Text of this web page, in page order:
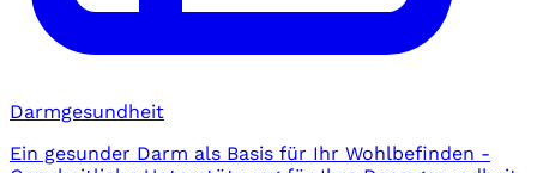
Darmgesundheit
Ein gesunder Darm als Basis für Ihr Wohlbefinden -